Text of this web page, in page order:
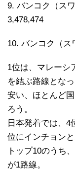
9. バンコク（ス
3,478,474
10. バンコク（ス
1位は、マレーシ
を結ぶ路線とな
安い、ほとんど
ろう。
日本発着では、4
位にインチョン
トップ10のうち
が1路線。